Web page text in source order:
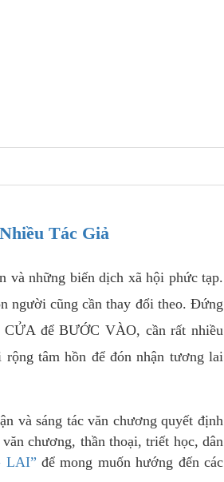
Tác Giả
và những biến dịch xã hội phức tạp.
người cũng cần thay đổi theo. Đứng
CỬA để BƯỚC VÀO, cần rất nhiều
tâm hồn để đón nhận tương lai
và sáng tác văn chương quyết định
chương, thần thoại, triết học, dân
LAI” để mong muốn hướng đến các